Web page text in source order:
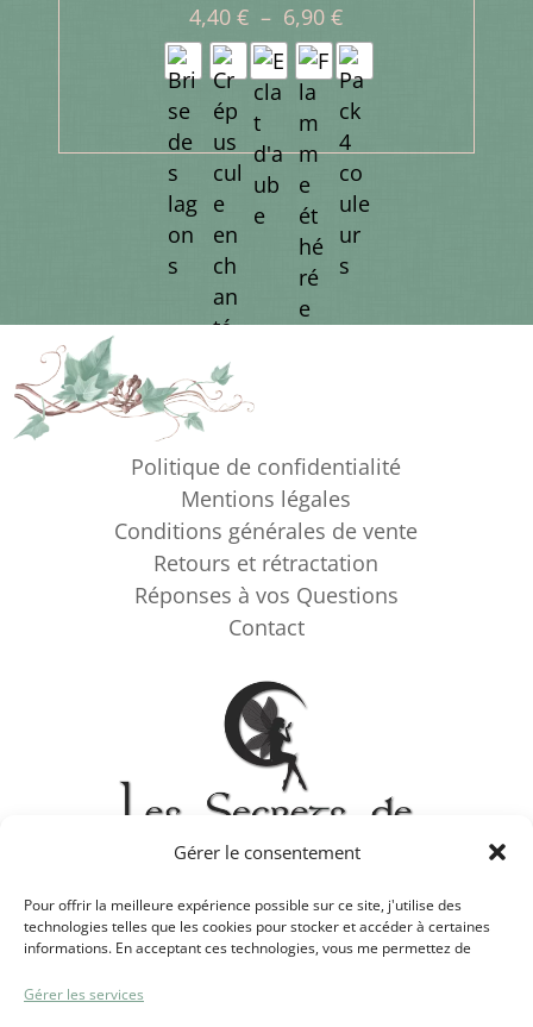
Gérer le consentement
Pour offrir la meilleure expérience possible sur ce site, j'utilise des
technologies telles que les cookies pour stocker et accéder à certaines
informations. En acceptant ces technologies, vous me permettez de
préférences de l'utilisateur, afin d'améliorer la qualité des services
Gérer les services
4,40€ – 6,90€Plage
de
prix :
4,40 €
à
6,90 €
Politique de confidentialité
Mentions légales
Conditions générales de vente
Retours et rétractation
Réponses à vos Questions
Contact
Panier Commander Mon compte
Gardons le contact sur les réseaux sociaux !